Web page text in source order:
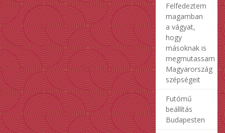
Felfedeztem
magamban
a vágyat,
hogy
másoknak is
megmutassam
Magyarország
szépségeit
Futómű
beállítás
Budapesten